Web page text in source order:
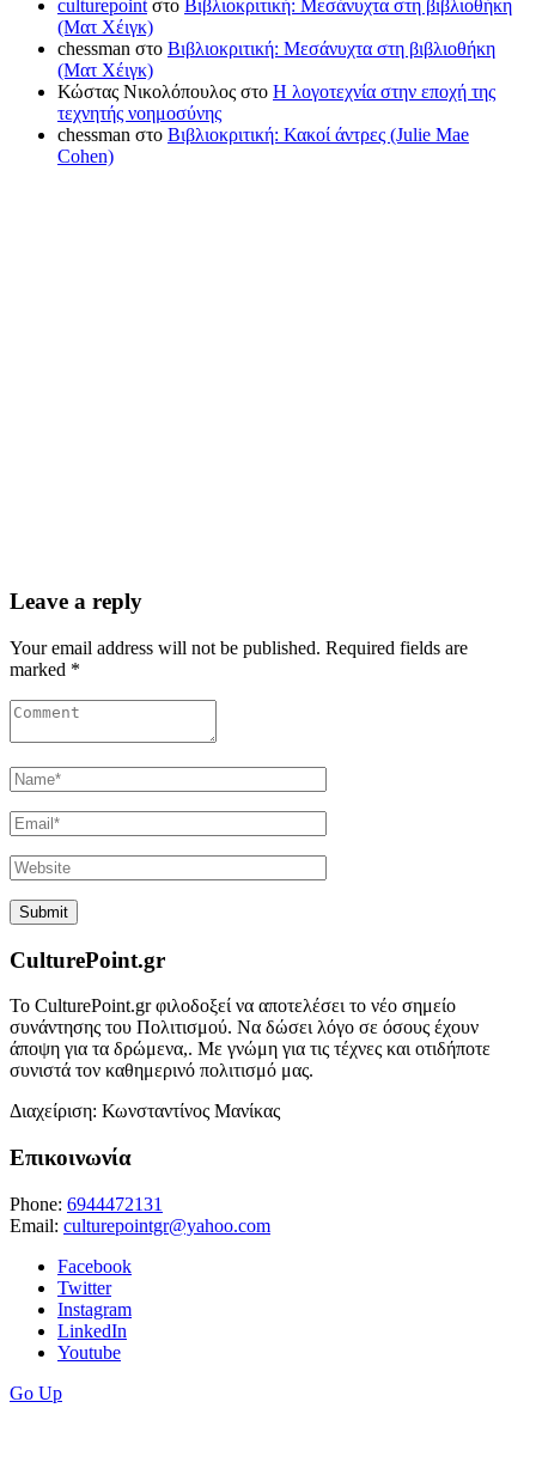
culturepointστο Βιβλιοκριτική: Μεσάνυχτα στη βιβλιοθήκη
(Ματ Χέιγκ)
chessman στο Βιβλιοκριτική: Μεσάνυχτα στη βιβλιοθήκη
(Ματ Χέιγκ)
Κώστας Νικολόπουλος στο Η λογοτεχνία στην εποχή της
τεχνητής νοημοσύνης
chessman στο Βιβλιοκριτική: Κακοί άντρες (Julie Mae
Cohen)
Leave a reply
Your email address will not be published. Required fields are
marked *
CulturePoint.gr
Το CulturePoint.gr φιλοδοξεί να αποτελέσει το νέο σημείο
συνάντησης του Πολιτισμού. Να δώσει λόγο σε όσους έχουν
άποψη για τα δρώμενα,. Με γνώμη για τις τέχνες και οτιδήποτε
συνιστά τον καθημερινό πολιτισμό μας.
Διαχείριση: Κωνσταντίνος Μανίκας
Επικοινωνία
Phone: 6944472131
Email: culturepointgr@yahoo.com
Facebook
Twitter
Instagram
LinkedIn
Youtube
Go Up